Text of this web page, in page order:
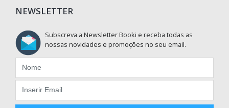
NEWSLETTER
Subscreva a Newsletter Booki e receba todas as
nossas novidades e promoções no seu email.